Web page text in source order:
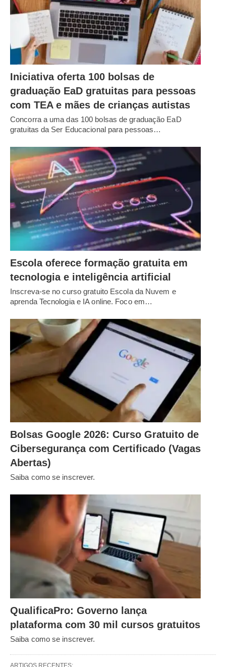
Iniciativa oferta 100 bolsas de
graduação EaD gratuitas para pessoas
com TEA e mães de crianças autistas
Concorra a uma das 100 bolsas de graduação EaD
gratuitas da Ser Educacional para pessoas…
Escola oferece formação gratuita em
tecnologia e inteligência artificial
Inscreva-se no curso gratuito Escola da Nuvem e
aprenda Tecnologia e IA online. Foco em…
Bolsas Google 2026: Curso Gratuito de
Cibersegurança com Certificado (Vagas
Abertas)
Saiba como se inscrever.
QualificaPro: Governo lança
plataforma com 30 mil cursos gratuitos
Saiba como se inscrever.
ARTIGOS RECENTES: